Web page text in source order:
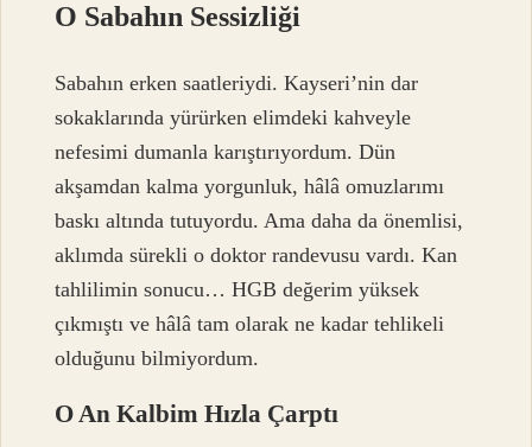
O Sabahın Sessizliği
Sabahın erken saatleriydi. Kayseri’nin dar
sokaklarında yürürken elimdeki kahveyle
nefesimi dumanla karıştırıyordum. Dün
akşamdan kalma yorgunluk, hâlâ omuzlarımı
baskı altında tutuyordu. Ama daha da önemlisi,
aklımda sürekli o doktor randevusu vardı. Kan
tahlilimin sonucu… HGB değerim yüksek
çıkmıştı ve hâlâ tam olarak ne kadar tehlikeli
olduğunu bilmiyordum.
O An Kalbim Hızla Çarptı